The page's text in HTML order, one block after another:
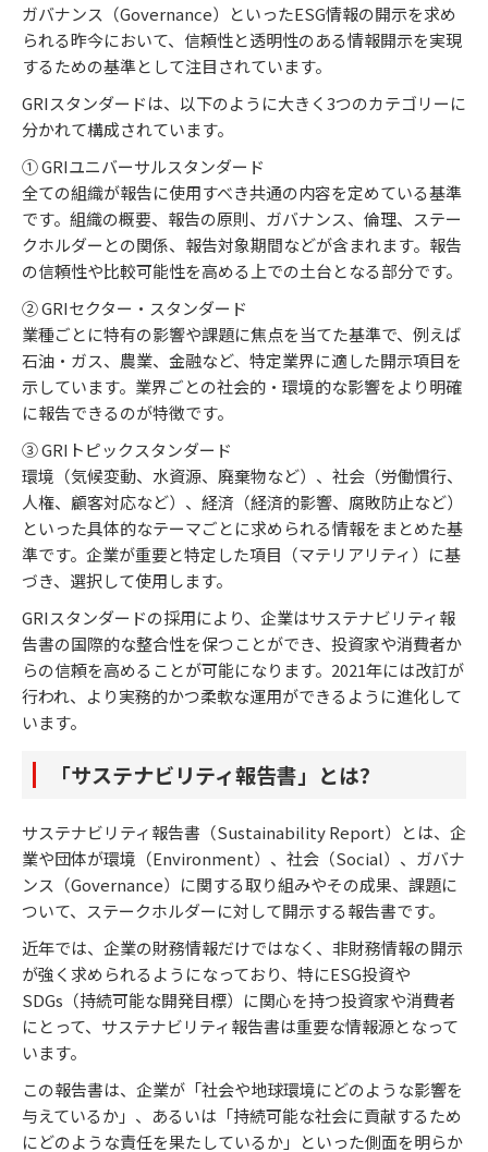
ガバナンス（Governance）といったESG情報の開示を求め
られる昨今において、信頼性と透明性のある情報開示を実現
するための基準として注目されています。
GRIスタンダードは、以下のように大きく3つのカテゴリーに
分かれて構成されています。
① GRIユニバーサルスタンダード
全ての組織が報告に使用すべき共通の内容を定めている基準
です。組織の概要、報告の原則、ガバナンス、倫理、ステー
クホルダーとの関係、報告対象期間などが含まれます。報告
の信頼性や比較可能性を高める上での土台となる部分です。
② GRIセクター・スタンダード
業種ごとに特有の影響や課題に焦点を当てた基準で、例えば
石油・ガス、農業、金融など、特定業界に適した開示項目を
示しています。業界ごとの社会的・環境的な影響をより明確
に報告できるのが特徴です。
③ GRIトピックスタンダード
環境（気候変動、水資源、廃棄物など）、社会（労働慣行、
人権、顧客対応など）、経済（経済的影響、腐敗防止など）
といった具体的なテーマごとに求められる情報をまとめた基
準です。企業が重要と特定した項目（マテリアリティ）に基
づき、選択して使用します。
GRIスタンダードの採用により、企業はサステナビリティ報
告書の国際的な整合性を保つことができ、投資家や消費者か
らの信頼を高めることが可能になります。2021年には改訂が
行われ、より実務的かつ柔軟な運用ができるように進化して
います。
「サステナビリティ報告書」とは？
サステナビリティ報告書（Sustainability Report）とは、企
業や団体が環境（Environment）、社会（Social）、ガバナ
ンス（Governance）に関する取り組みやその成果、課題に
ついて、ステークホルダーに対して開示する報告書です。
近年では、企業の財務情報だけではなく、非財務情報の開示
が強く求められるようになっており、特にESG投資や
SDGs（持続可能な開発目標）に関心を持つ投資家や消費者
にとって、サステナビリティ報告書は重要な情報源となって
います。
この報告書は、企業が「社会や地球環境にどのような影響を
与えているか」、あるいは「持続可能な社会に貢献するため
にどのような責任を果たしているか」といった側面を明らか